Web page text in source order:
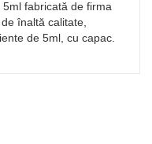
fabricată de firma
înaltă calitate,
de 5ml, cu capac.